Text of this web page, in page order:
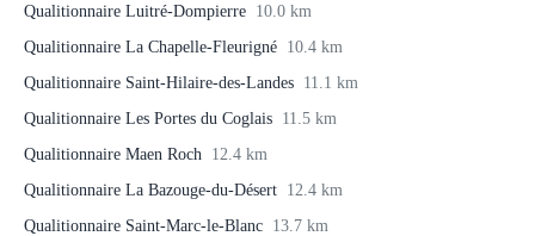
Qualitionnaire Luitré-Dompierre 10.0 km
Qualitionnaire La Chapelle-Fleurigné 10.4 km
Qualitionnaire Saint-Hilaire-des-Landes 11.1 km
Qualitionnaire Les Portes du Coglais 11.5 km
Qualitionnaire Maen Roch 12.4 km
Qualitionnaire La Bazouge-du-Désert 12.4 km
Qualitionnaire Saint-Marc-le-Blanc 13.7 km